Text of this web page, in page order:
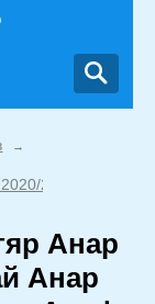
→
2021
Анар
Анар